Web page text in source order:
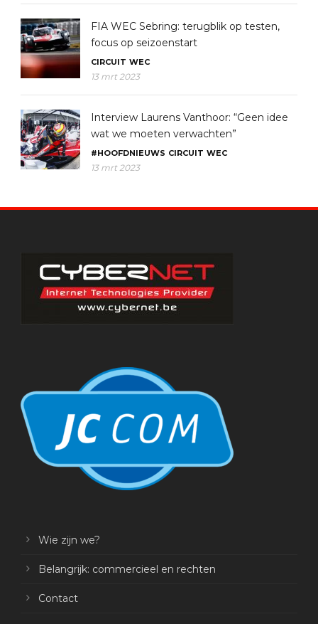
FIA WEC Sebring: terugblik op testen,
focus op seizoenstart
CIRCUIT WEC
13 mrt 2023
Interview Laurens Vanthoor: “Geen idee
wat we moeten verwachten”
#HOOFDNIEUWS CIRCUIT WEC
13 mrt 2023
Wie zijn we?
Belangrijk: commercieel en rechten
Contact